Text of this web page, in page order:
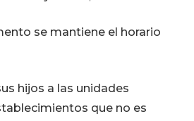
se mantiene el horario
hijos a las unidades
que no es